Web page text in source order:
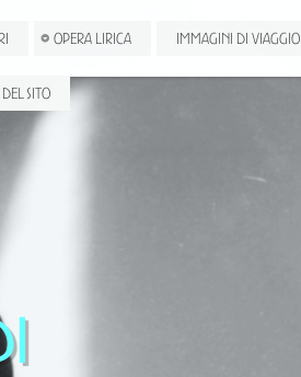
OPERA LIRICA IMMAGINI DI VIAGGIO
SITO